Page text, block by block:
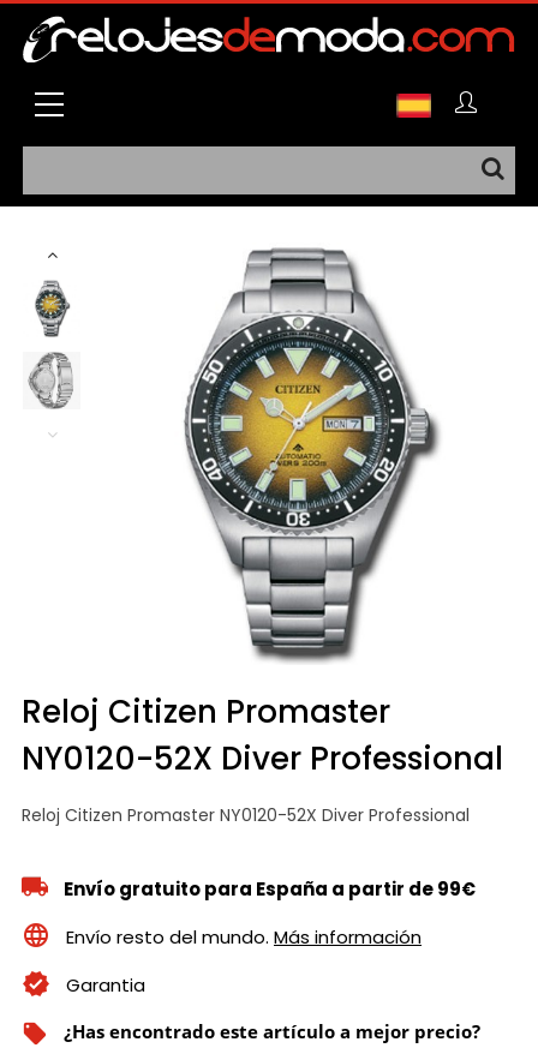
Reloj Citizen Promaster
NY0120-52X Diver Professional
Reloj Citizen Promaster NY0120-52X Diver Professional
Envío gratuito para España a partir de 99€
Envío resto del mundo. Más información
Garantia
local_offer ¿Has encontrado este artículo a mejor precio?